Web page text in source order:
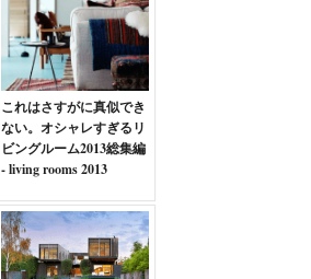
これはさすがに真似でき
ない。オシャレすぎるリ
ビングルーム2013総集編
- living rooms 2013